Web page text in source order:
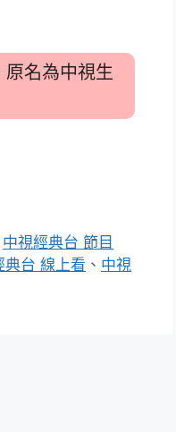
名為中視生
中視經典台 節目
典台 線上看 、 中視